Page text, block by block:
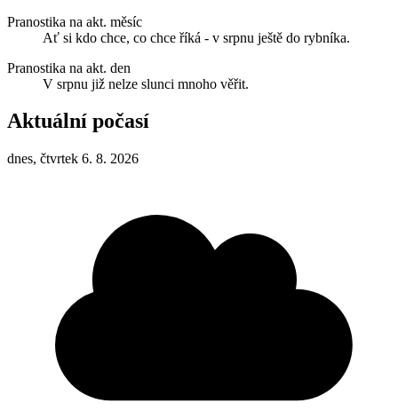
Pranostika na akt. měsíc
Ať si kdo chce, co chce říká - v srpnu ještě do rybníka.
Pranostika na akt. den
V srpnu již nelze slunci mnoho věřit.
Aktuální počasí
dnes, čtvrtek 6. 8. 2026